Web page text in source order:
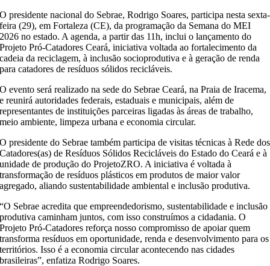
O presidente nacional do Sebrae, Rodrigo Soares, participa nesta sexta-
feira (29), em Fortaleza (CE), da programação da Semana do MEI
2026 no estado. A agenda, a partir das 11h, inclui o lançamento do
Projeto Pró-Catadores Ceará, iniciativa voltada ao fortalecimento da
cadeia da reciclagem, à inclusão socioprodutiva e à geração de renda
para catadores de resíduos sólidos recicláveis.
O evento será realizado na sede do Sebrae Ceará, na Praia de Iracema,
e reunirá autoridades federais, estaduais e municipais, além de
representantes de instituições parceiras ligadas às áreas de trabalho,
meio ambiente, limpeza urbana e economia circular.
O presidente do Sebrae também participa de visitas técnicas à Rede dos
Catadores(as) de Resíduos Sólidos Recicláveis do Estado do Ceará e à
unidade de produção do ProjetoZRO. A iniciativa é voltada à
transformação de resíduos plásticos em produtos de maior valor
agregado, aliando sustentabilidade ambiental e inclusão produtiva.
“O Sebrae acredita que empreendedorismo, sustentabilidade e inclusão
produtiva caminham juntos, com isso construímos a cidadania. O
Projeto Pró-Catadores reforça nosso compromisso de apoiar quem
transforma resíduos em oportunidade, renda e desenvolvimento para os
territórios. Isso é a economia circular acontecendo nas cidades
brasileiras”, enfatiza Rodrigo Soares.